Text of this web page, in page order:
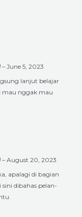
– June 5, 2023
lanjut belajar
mau nggak mau
– August 20, 2023
apalagi di bagian
dibahas pelan-